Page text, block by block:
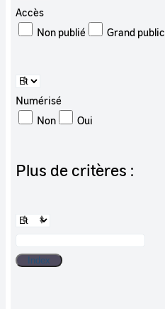
Accès
Non publié
Grand public
Numérisé
Non
Oui
Plus de critères :